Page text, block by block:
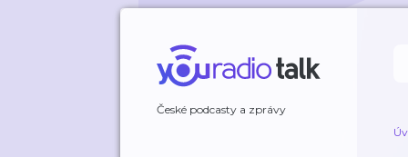
České podcasty a zprávy